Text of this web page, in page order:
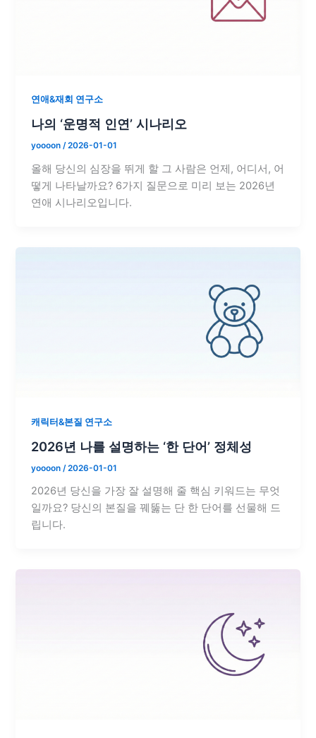
연애&재회 연구소
나의 ‘운명적 인연’ 시나리오
yoooon/2026-01-01
올해 당신의 심장을 뛰게 할 그 사람은 언제, 어디서, 어
떻게 나타날까요? 6가지 질문으로 미리 보는 2026년
연애 시나리오입니다.
캐릭터&본질 연구소
2026년 나를 설명하는 ‘한 단어’ 정체성
yoooon /2026-01-01
2026년 당신을 가장 잘 설명해 줄 핵심 키워드는 무엇
일까요? 당신의 본질을 꿰뚫는 단 한 단어를 선물해 드
립니다.